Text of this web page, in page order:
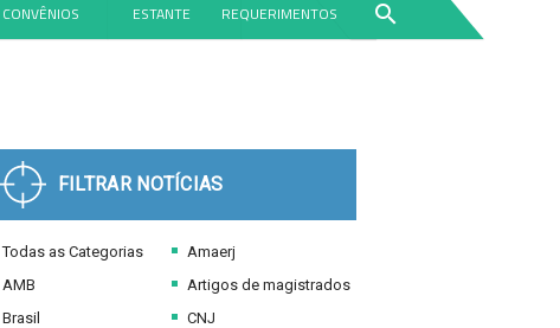
CONVÊNIOS ESTANTE REQUERIMENTOS search
FILTRAR NOTÍCIAS
Todas as Categorias
AMB
Brasil
Amaerj
Artigos de magistrados
CNJ